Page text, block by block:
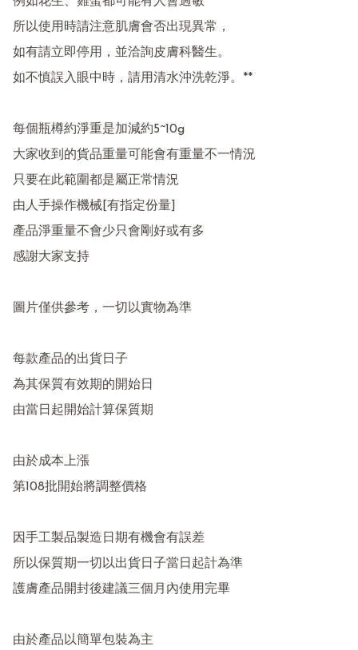
所以使用時請注意肌膚會否出現異常，
如有請立即停用，並洽詢皮膚科醫生。
如不慎誤入眼中時，請用清水沖洗乾淨。**
每個瓶樽約淨重是加減約5~10g
大家收到的貨品重量可能會有重量不一情況
只要在此範圍都是屬正常情況
由人手操作機械[有指定份量]
產品淨重量不會少只會剛好或有多
感謝大家支持
圖片僅供參考，一切以實物為準
每款產品的出貨日子
為其保質有效期的開始日
由當日起開始計算保質期
由於成本上漲
第108批開始將調整價格
因手工製品製造日期有機會有誤差
所以保質期一切以出貨日子當日起計為準
護膚產品開封後建議三個月內使用完畢
由於產品以簡單包裝為主